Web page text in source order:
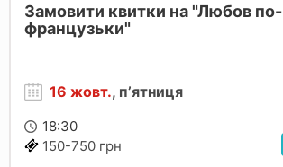
Замовити квитки на "Любов по-
французьки"
16 жовт., пʼятниця
18:30
150-750 грн